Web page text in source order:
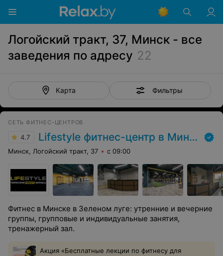
Логойский тракт, 37, Минск - все
заведения по адресу 22
Карта Фильтры
СЕТЬ ФИТНЕС-ЦЕНТРОВ
4.7 Lifestyle фитнес-центр в Минске
Минск, Логойский тракт, 37 с 09:00
Фитнес в Минске в Зеленом луге: утренние и вечерние
группы, групповые и индивидуальные занятия,
тренажерный зал.
Акция «Бесплатные лекции по фитнесу для